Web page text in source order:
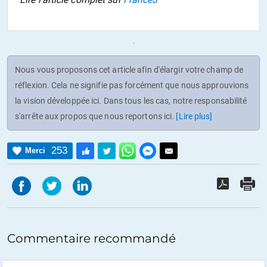
Nous vous proposons cet article afin d'élargir votre champ de
réflexion. Cela ne signifie pas forcément que nous approuvions
la vision développée ici. Dans tous les cas, notre responsabilité
s'arrête aux propos que nous reportons ici. [Lire plus]
Merci 253
Commentaire recommandé